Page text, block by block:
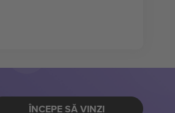
ÎNCEPE SĂ VINZI